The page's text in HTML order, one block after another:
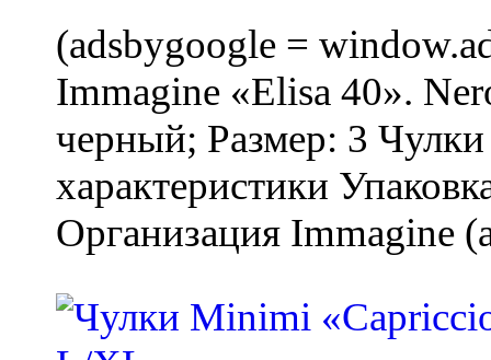
(adsbygoogle =
Immagine «Elisa 40».
черный; Размер: 3
характеристики
Организация Immagine